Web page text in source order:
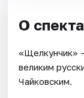
О
«Щелкунчик»
великим
Чайковским.